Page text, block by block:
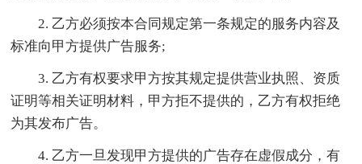
2. 乙方必须按本合同规定第一条规定的服务内容及
标准向甲方提供广告服务;
3. 乙方有权要求甲方按其规定提供营业执照、资质
证明等相关证明材料，甲方拒不提供的，乙方有权拒绝
为其发布广告。
4. 乙方一旦发现甲方提供的广告存在虚假成分，有